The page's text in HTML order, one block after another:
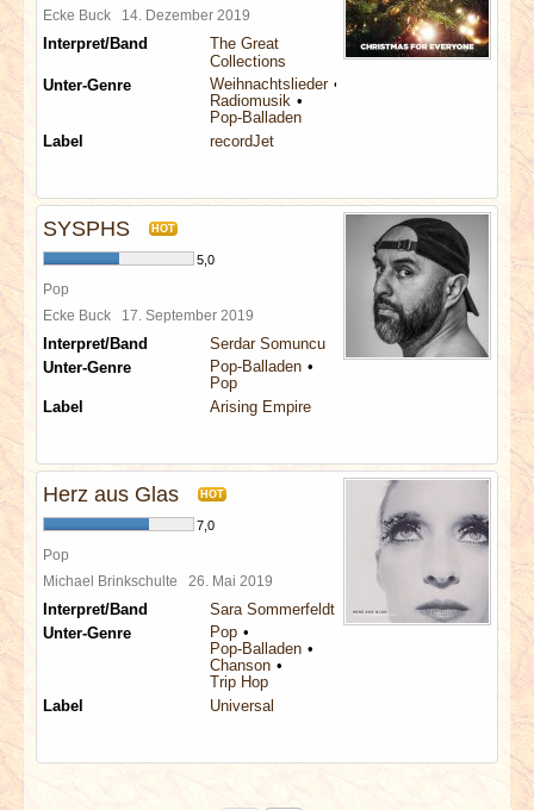
Ecke Buck 14. Dezember 2019
Interpret/Band
The Great
Collections
Unter-Genre
Weihnachtslieder
Radiomusik
Pop-Balladen
Label
recordJet
SYSPHS HOT
5,0
Pop
Ecke Buck 17. September 2019
Interpret/Band
Serdar Somuncu
Unter-Genre
Pop-Balladen
Pop
Label
Arising Empire
Herz aus Glas HOT
7,0
Pop
Michael Brinkschulte 26. Mai 2019
Interpret/Band
Sara Sommerfeldt
Unter-Genre
Pop
Pop-Balladen
Chanson
Trip Hop
Label
Universal